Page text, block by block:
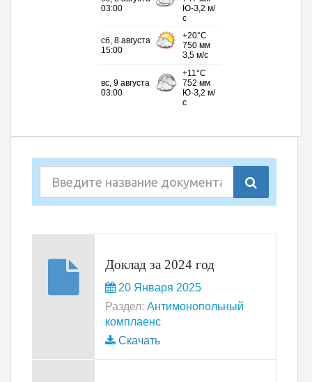
Доклад за 2024 год
20 Января 2025
Раздел: Антимонопольный
комплаенс
Скачать